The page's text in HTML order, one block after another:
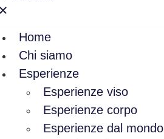
Home
Chi siamo
Esperienze
Esperienze viso
Esperienze corpo
Esperienze dal mondo